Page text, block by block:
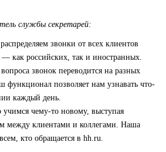
службы секретарей:
звонки от всех клиентов
как российских, так и иностранных.
звонок переводится на разных
функционал позволяет нам узнавать что-
каждый день.
чему-то новому, выступая
между клиентами и коллегами. Наша
кто обращается в hh.ru.